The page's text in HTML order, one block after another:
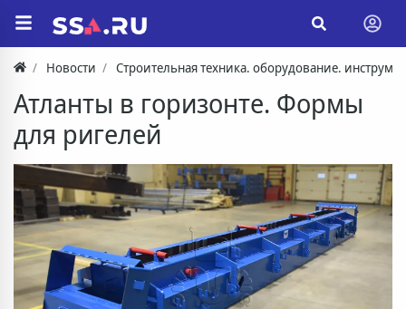
Новости Строительная техника. оборудование.
Атланты в горизонте. Формы
для ригелей